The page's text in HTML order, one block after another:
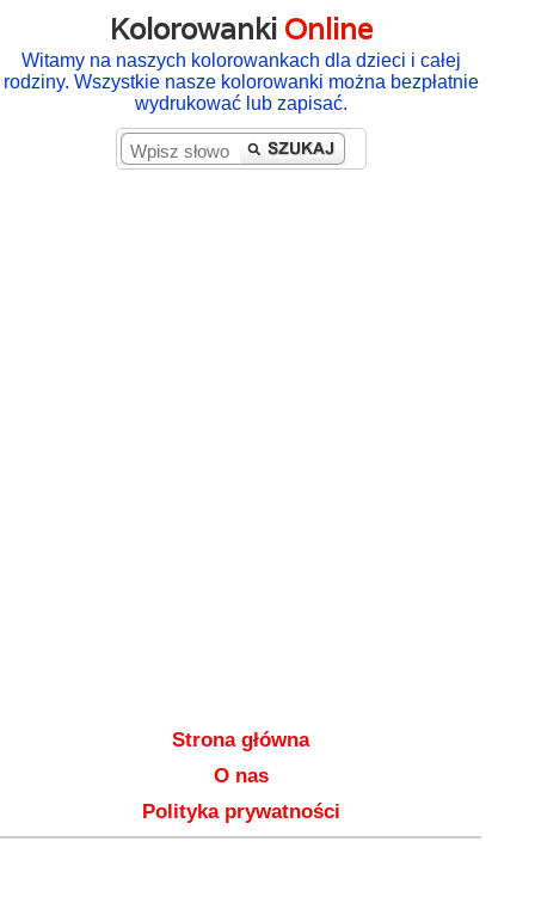
Kolorowanki Online
Witamy na naszych kolorowankach dla dzieci i całej
rodziny. Wszystkie nasze kolorowanki można bezpłatnie
wydrukować lub zapisać.
Strona główna
O nas
Polityka prywatności